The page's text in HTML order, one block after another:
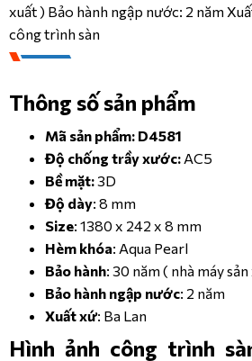
DANH MỤC SẢN PHẨM
KRONOPOL
AQUA
INFINITY
–
10MM/AC5
KRONOPOL
AQUA
–
10MM/AC6
KRONOPOL
AQUA
LOUVRE
-
LIÊN HỆ
xuất ) Bảo hành ngập nước: 2 năm
công trình sàn
Thông số sản phẩm
Mã sản phẩm: D4581
Độ chống trầy xước: AC5
Bề mặt: 3D
Độ dày: 8 mm
Size: 1380 x 242 x 8 mm
Hèm khóa: Aqua Pearl
Bảo hành: 30 năm ( nhà máy
Bảo hành ngập nước: 2 năm
Xuất xứ: Ba Lan
Hình ảnh công trình